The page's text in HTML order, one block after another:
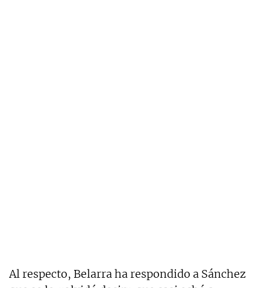
Al respecto, Belarra ha respondido a Sánchez